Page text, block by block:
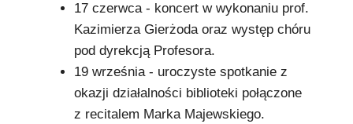
17 czerwca - koncert w wykonaniu prof.
Kazimierza Gierżoda oraz występ chóru
pod dyrekcją Profesora.
19 września - uroczyste spotkanie z
okazji działalności biblioteki połączone
z recitalem Marka Majewskiego.